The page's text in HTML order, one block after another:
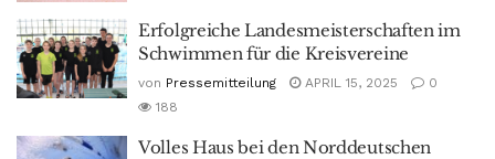
Erfolgreiche Landesmeisterschaften im
Schwimmen für die Kreisvereine
von Pressemitteilung APRIL 15, 2025
0
188
Volles Haus bei den Norddeutschen